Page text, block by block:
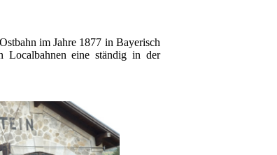
im Jahre 1877 in Bayerisch
Localbahnen eine ständig in der